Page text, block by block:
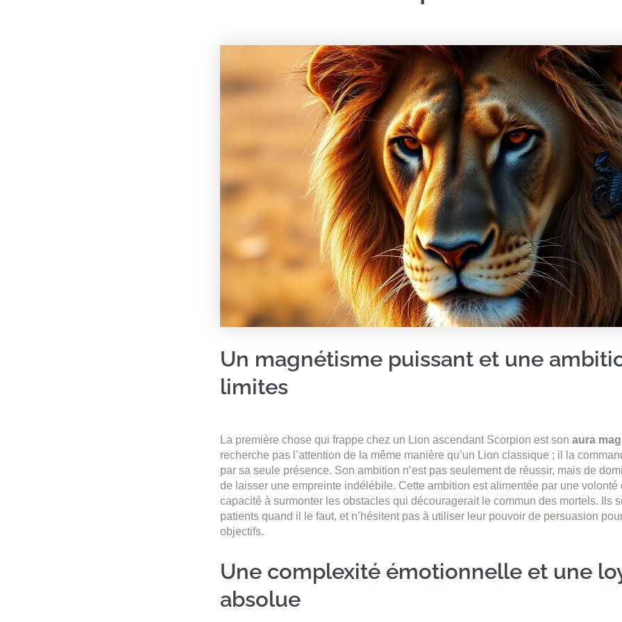
Un magnétisme puissant et une
limites
La première chose qui frappe chez un Lion ascendant Scorpion est son aura
recherche pas l’attention de la même manière qu’un Lion classique ; il la
par sa seule présence. Son ambition n’est pas seulement de réussir, mais de
de laisser une empreinte indélébile. Cette ambition est alimentée par une volonté
capacité à surmonter les obstacles qui découragerait le commun des mortels. Ils
patients quand il le faut, et n’hésitent pas à utiliser leur pouvoir de persuasion
objectifs.
Une complexité émotionnelle et une
absolue